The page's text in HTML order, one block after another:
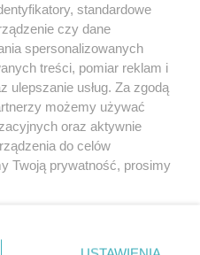
Szczeciński sp. z o.o.
standardowe
czy dane
spersonalizowanych
treści, pomiar reklam i
ulepszanie usług. Za zgodą
możemy używać
oraz aktywnie
do celów
Twoją prywatność, prosimy
dolnym rogu strony